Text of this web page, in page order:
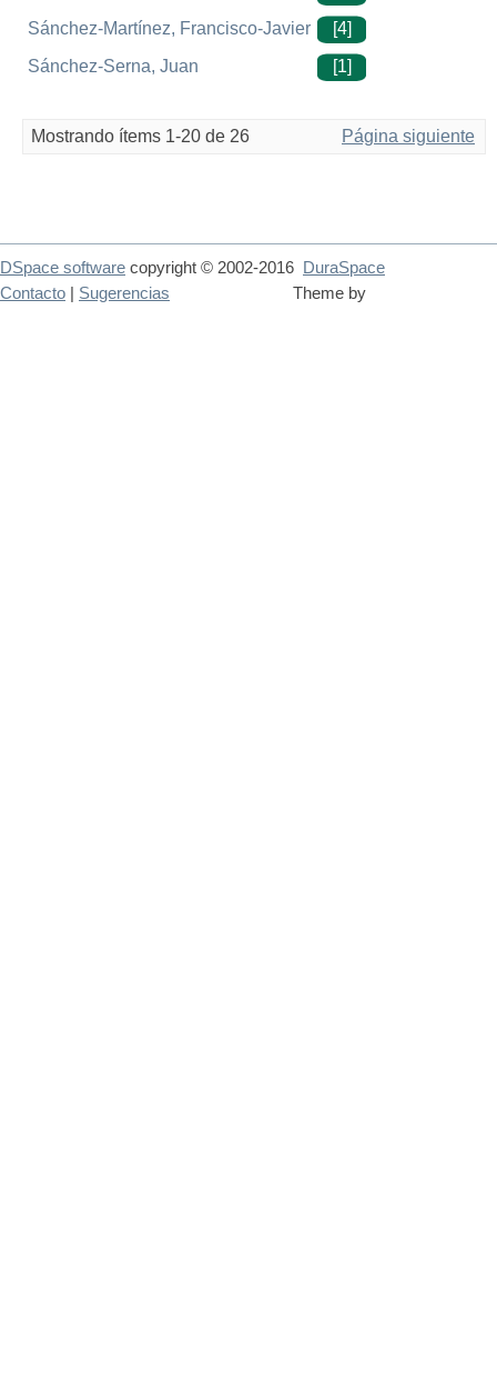
Sánchez-Martínez, Francisco-Javier
[4]
Sánchez-Serna, Juan
[1]
Mostrando ítems 1-20 de 26 Página siguiente
DSpace software copyright © 2002-2016
DuraSpace
Theme by
Contacto Sugerencias